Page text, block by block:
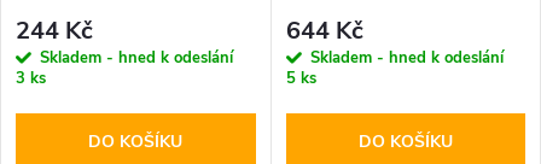
244 Kč
Skladem - hned k odeslání
3 ks
DO KOŠÍKU
644 Kč
Skladem - hned k odeslání
5 ks
DO KOŠÍKU